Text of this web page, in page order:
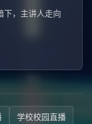
下，主讲人走向
学校校园直播